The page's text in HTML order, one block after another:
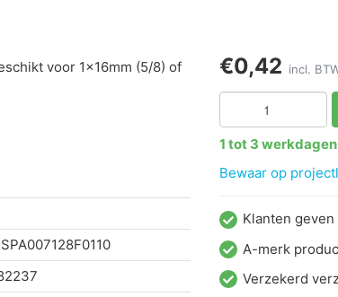
voor 1x16mm (5/8) of
€0,42 incl.
1 tot 3 werkdagen
Bewaar op
Klanten geven
A-merk
Verzekerd